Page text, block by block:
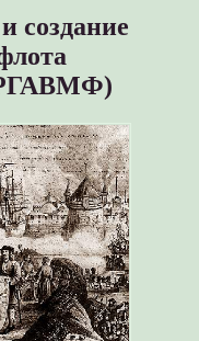
создание
РГАВМФ)